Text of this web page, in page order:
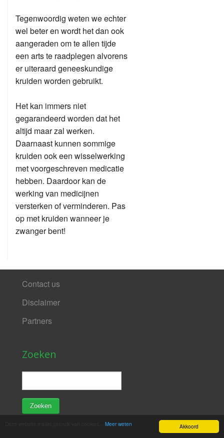
Akkoord
Meer weten
Tegenwoordig weten we echter
wel beter en wordt het dan ook
aangeraden om te allen tijde
een arts te raadplegen alvorens
er uiteraard geneeskundige
kruiden worden gebruikt.
Het kan immers niet
gegarandeerd worden dat het
altijd maar zal werken.
Daarnaast kunnen sommige
kruiden ook een wisselwerking
met voorgeschreven medicatie
hebben. Daardoor kan de
werking van medicijnen
versterken of verminderen. Pas
op met kruiden wanneer je
zwanger bent!
Contact us
Disclaimer
Partners
Zoeken